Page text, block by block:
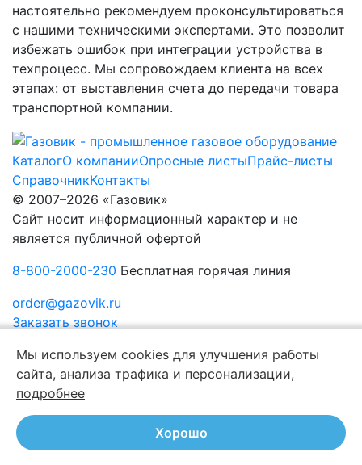
настоятельно рекомендуем проконсультироваться
с нашими техническими экспертами. Это позволит
избежать ошибок при интеграции устройства в
техпроцесс. Мы сопровождаем клиента на всех
этапах: от выставления счета до передачи товара
транспортной компании.
КаталогО компанииОпросные листыПрайс-листы
СправочникКонтакты
© 2007–2026 «Газовик»
Сайт носит информационный характер и не
является публичной офертой
8-800-2000-230 Бесплатная горячая линия
order@gazovik.ru
Заказать звонок
Мы используем cookies для улучшения работы
сайта, анализа трафика и персонализации,
подробнее
Хорошо